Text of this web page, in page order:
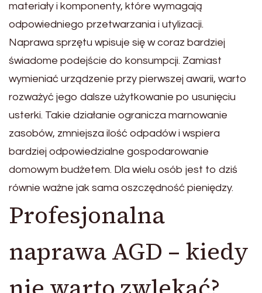
materiały i komponenty, które wymagają
odpowiedniego przetwarzania i utylizacji.
Naprawa sprzętu wpisuje się w coraz bardziej
świadome podejście do konsumpcji. Zamiast
wymieniać urządzenie przy pierwszej awarii, warto
rozważyć jego dalsze użytkowanie po usunięciu
usterki. Takie działanie ogranicza marnowanie
zasobów, zmniejsza ilość odpadów i wspiera
bardziej odpowiedzialne gospodarowanie
domowym budżetem. Dla wielu osób jest to dziś
równie ważne jak sama oszczędność pieniędzy.
Profesjonalna
naprawa AGD – kiedy